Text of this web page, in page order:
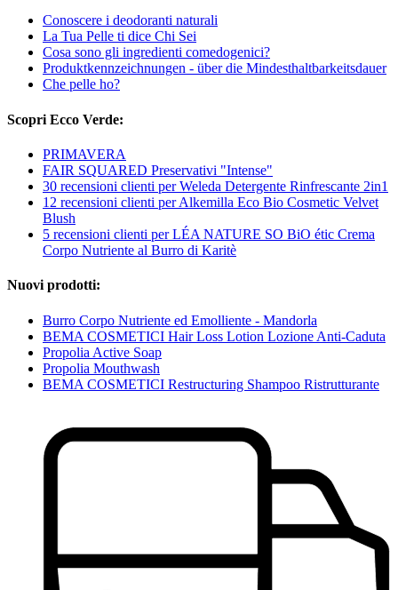
Conoscere i deodoranti naturali
La Tua Pelle ti dice Chi Sei
Cosa sono gli ingredienti comedogenici?
Produktkennzeichnungen - über die Mindesthaltbarkeitsdauer
Che pelle ho?
Scopri Ecco Verde:
PRIMAVERA
FAIR SQUARED Preservativi "Intense"
30 recensioni clienti per Weleda Detergente Rinfrescante 2in1
12 recensioni clienti per Alkemilla Eco Bio Cosmetic Velvet
Blush
5 recensioni clienti per LÉA NATURE SO BiO étic Crema
Corpo Nutriente al Burro di Karitè
Nuovi prodotti:
Burro Corpo Nutriente ed Emolliente - Mandorla
BEMA COSMETICI Hair Loss Lotion Lozione Anti-Caduta
Propolia Active Soap
Propolia Mouthwash
BEMA COSMETICI Restructuring Shampoo Ristrutturante